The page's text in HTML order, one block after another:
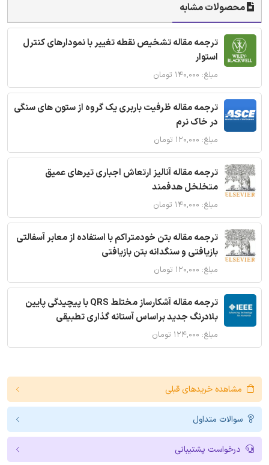
محصولات مشابه
ترجمه مقاله تشخیص نقطه تغییر با نمودارهای کنترل
استوار
مبلغ: ۱۴۰,۰۰۰ تومان
ترجمه مقاله ظرفیت باربری یک گروه از ستون های سنگی
در خاک نرم
مبلغ: ۱۲۰,۰۰۰ تومان
ترجمه مقاله آنالیز ارتعاش اجباری تیرهای عمیق
متخلخل هدفمند
مبلغ: ۱۴۰,۰۰۰ تومان
ترجمه مقاله بتن خودمتراکم با استفاده از معابر آسفالتی
بازیافتی و سنگدانه بتن بازیافتی
مبلغ: ۱۲۰,۰۰۰ تومان
ترجمه مقاله آشکارساز مختلط QRS با پیچیدگی پایین
بلادرنگ جدید براساس آستانه گذاری تطبیقی
مبلغ: ۱۲۴,۰۰۰ تومان
مشاهده خریدهای قبلی
سوالات متداول
درخواست پشتیبانی